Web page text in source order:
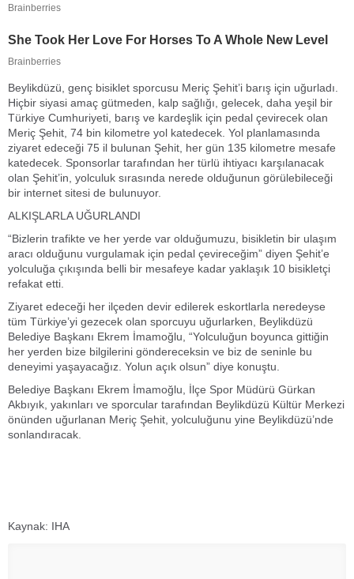
Beylikdüzü, genç bisiklet sporcusu Meriç Şehit’i barış için uğurladı.
Hiçbir siyasi amaç gütmeden, kalp sağlığı, gelecek, daha yeşil bir
Türkiye Cumhuriyeti, barış ve kardeşlik için pedal çevirecek olan
Meriç Şehit, 74 bin kilometre yol katedecek. Yol planlamasında
ziyaret edeceği 75 il bulunan Şehit, her gün 135 kilometre mesafe
katedecek. Sponsorlar tarafından her türlü ihtiyacı karşılanacak
olan Şehit’in, yolculuk sırasında nerede olduğunun görülebileceği
bir internet sitesi de bulunuyor.
ALKIŞLARLA UĞURLANDI
“Bizlerin trafikte ve her yerde var olduğumuzu, bisikletin bir ulaşım
aracı olduğunu vurgulamak için pedal çevireceğim” diyen Şehit’e
yolculuğa çıkışında belli bir mesafeye kadar yaklaşık 10 bisikletçi
refakat etti.
Ziyaret edeceği her ilçeden devir edilerek eskortlarla neredeyse
tüm Türkiye’yi gezecek olan sporcuyu uğurlarken, Beylikdüzü
Belediye Başkanı Ekrem İmamoğlu, “Yolculuğun boyunca gittiğin
her yerden bize bilgilerini göndereceksin ve biz de seninle bu
deneyimi yaşayacağız. Yolun açık olsun” diye konuştu.
Belediye Başkanı Ekrem İmamoğlu, İlçe Spor Müdürü Gürkan
Akbıyık, yakınları ve sporcular tarafından Beylikdüzü Kültür Merkezi
önünden uğurlanan Meriç Şehit, yolculuğunu yine Beylikdüzü’nde
sonlandıracak.
Kaynak: IHA